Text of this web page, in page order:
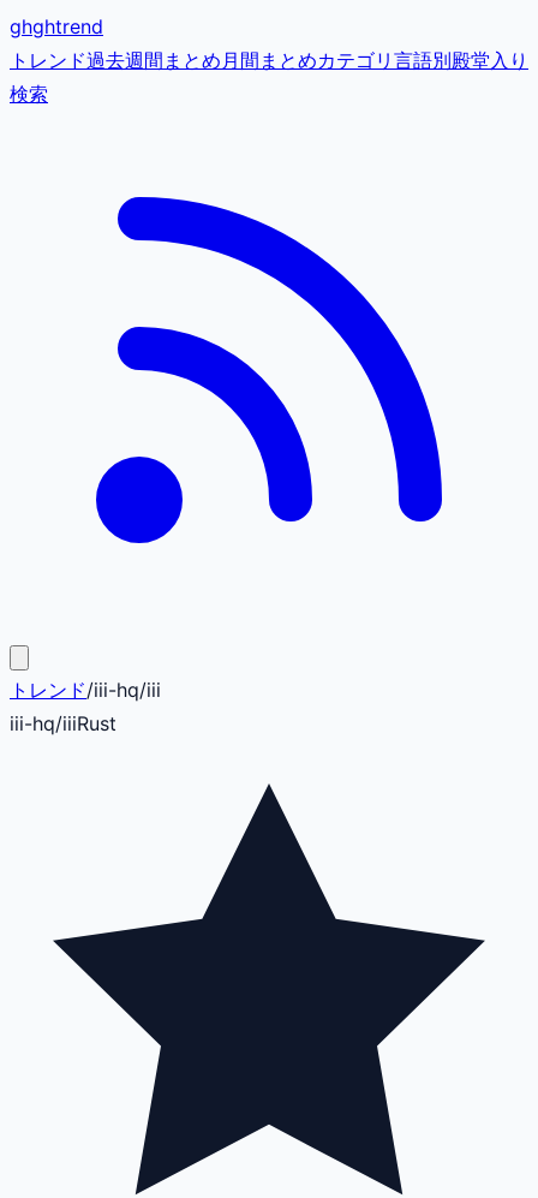
ghghtrend
トレンド過去週間まとめ月間まとめカテゴリ 言語別殿堂入り
検索
トレンド/iii-hq/iii
iii-hq/iiiRust